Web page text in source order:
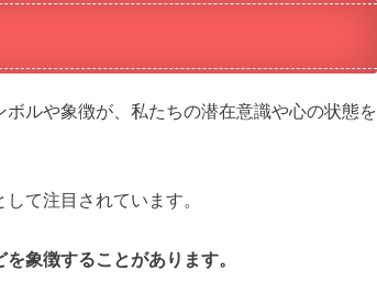
ルや象徴が、私たちの潜在意識や心の状態を
て注目されています。
象徴することがあります。